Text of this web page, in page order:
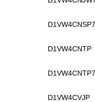
D1VW4CNTP
D1VW4CVJP